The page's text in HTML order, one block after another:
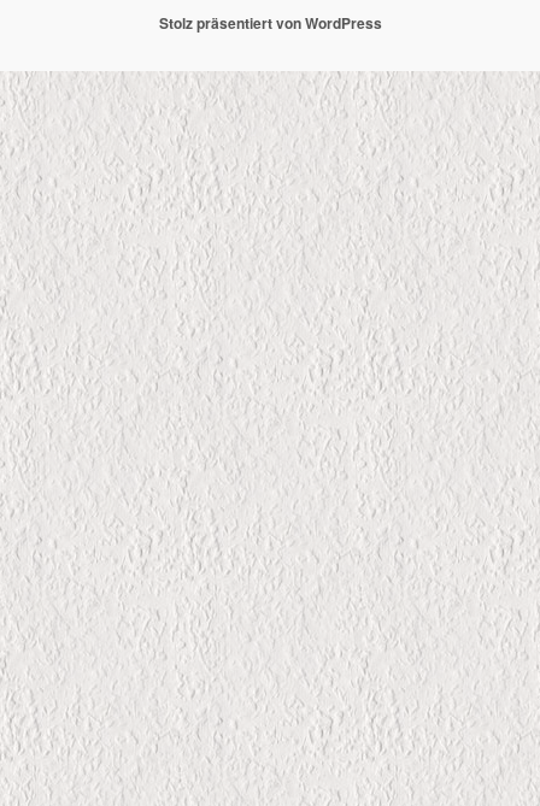
Stolz präsentiert von WordPress